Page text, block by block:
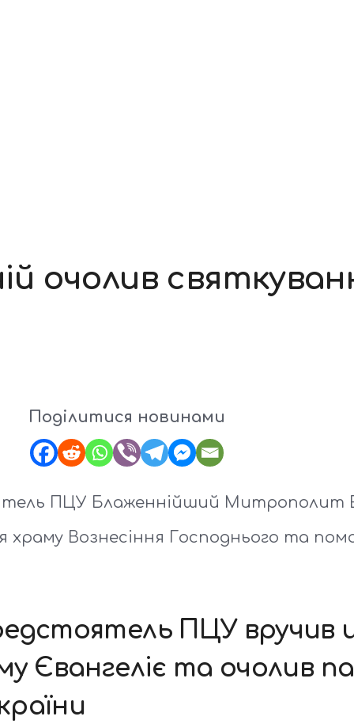
очолив
Поділитися новинами
ПЦУ Блаженнійший Митрополит
храму Вознесіння Господнього та
ПЦУ вручив
Євангеліє та очолив